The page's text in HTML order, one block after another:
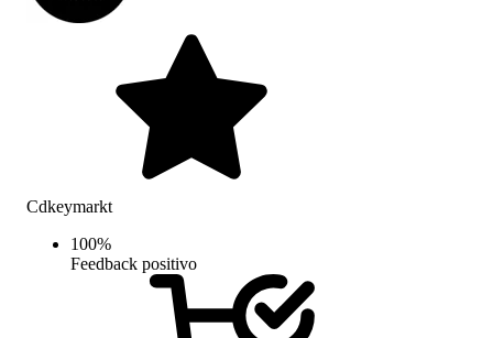
Cdkeymarkt
100%
Feedback positivo